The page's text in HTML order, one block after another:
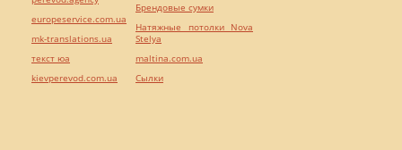
europeservice.com.ua
mk-translations.ua
текст юа
kievperevod.com.ua
Брендовые сумки
Натяжные потолки Nova
Stelya
maltina.com.ua
Cылки